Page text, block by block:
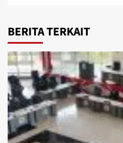
BERITA TERKAIT